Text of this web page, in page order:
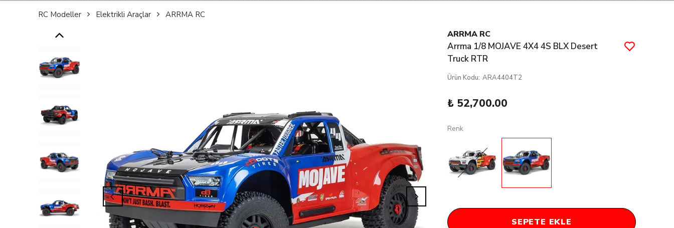
RC Modeller Elektrikli Araçlar ARRMA RC
ARRMA RC
Arrma 1/8 MOJAVE 4X4 4S BLX Desert
Truck RTR
Ürün Kodu: ARA4404T2
₺ 52,700.00
Renk
SEPETE EKLE